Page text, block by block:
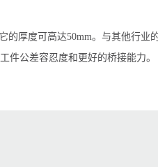
厚度可高达50mm。与其他行业
件公差容忍度和更好的桥接能力。